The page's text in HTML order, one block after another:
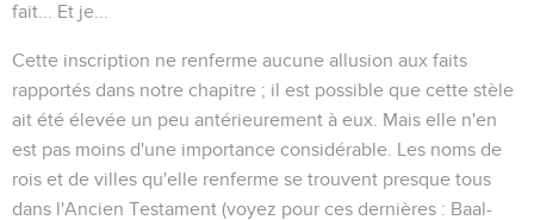
fait... Et je...
Cette inscription ne renferme aucune allusion aux faits
rapportés dans notre chapitre ; il est possible que cette stèle
ait été élevée un peu antérieurement à eux. Mais elle n'en
est pas moins d'une importance considérable. Les noms de
rois et de villes qu'elle renferme se trouvent presque tous
dans l'Ancien Testament (voyez pour ces dernières : Baal-